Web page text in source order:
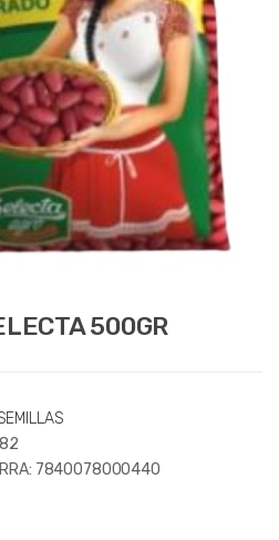
500GR
7840078000440